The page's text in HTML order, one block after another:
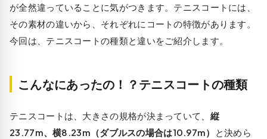
が全然違っていることに気がつきます。テニスコートには、
その素材の違いから、それぞれにコートの特徴があります。
今回は、テニスコートの種類と違いをご紹介します。
こんなにあったの！？テニスコートの種類
テニスコートは、大きさの規格が決まっていて、 縦
23.77m、横8.23m（ダブルスの場合は10.97m）
と決めら